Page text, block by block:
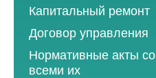
Программы
2013 год
Капитальный ремонт
Договор управления
Нормативные акты со
всеми их